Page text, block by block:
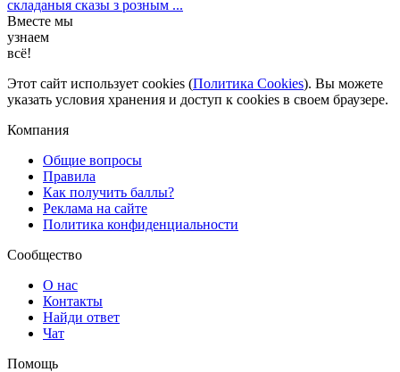
складаныя сказы з розным ...
Вместе мы
узнаем
всё!
Этот сайт использует cookies (Политика Cookies). Вы можете
указать условия хранения и доступ к cookies в своем браузере.
Компания
Общие вопросы
Правила
Как получить баллы?
Реклама на сайте
Политика конфиденциальности
Сообщество
О нас
Контакты
Найди ответ
Чат
Помощь